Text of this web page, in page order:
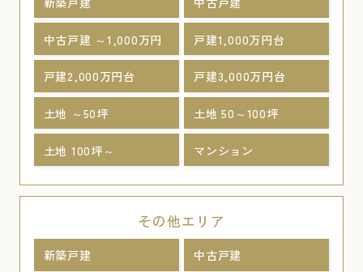
中古戸建 ～1,000万円 戸建1,000万円台
戸建2,000万円台 戸建3,000万円台
土地 ～50坪 土地 50～100坪
土地 100坪～ マンション
その他エリア
新築戸建 中古戸建